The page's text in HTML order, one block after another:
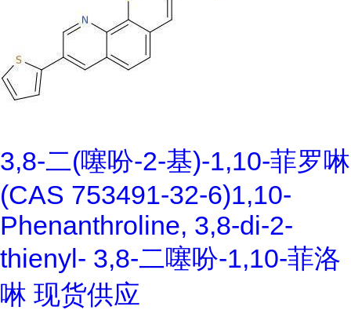
3,8-二(噻吩-2-基)-1,10-菲罗啉
(CAS 753491-32-6)1,10-
Phenanthroline, 3,8-di-2-
thienyl- 3,8-二噻吩-1,10-菲洛
啉 现货供应